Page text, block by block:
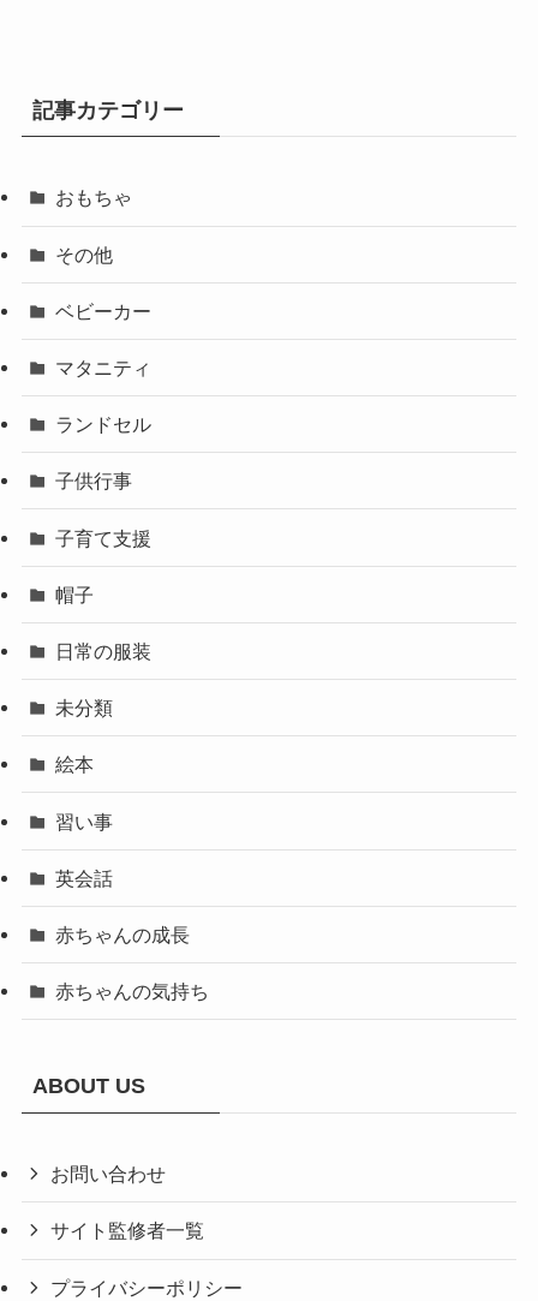
記事カテゴリー
おもちゃ
その他
ベビーカー
マタニティ
ランドセル
子供行事
子育て支援
帽子
日常の服装
未分類
絵本
習い事
英会話
赤ちゃんの成長
赤ちゃんの気持ち
ABOUT US
お問い合わせ
サイト監修者一覧
プライバシーポリシー